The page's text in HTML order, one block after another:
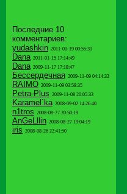
Последние 10
комментариев:
yudashkin 2011-01-19 00:55:31
Dana 2011-01-15 17:14:49
Dana 2009-11-17 17:18:47
Бессердечная 2009-11-09 04:14:33
RAIMO 2009-11-09 03:58:35
Petra-Plus 2009-11-08 20:05:33
Karamel`ka 2008-09-02 14:26:40
n1tros 2008-08-27 20:50:19
AnGeLllin 2008-08-27 19:04:19
iris 2008-08-26 22:41:50